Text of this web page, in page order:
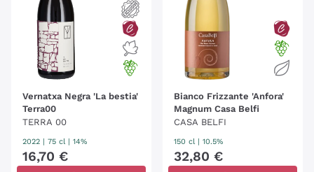
Vernatxa Negra 'La bestia'
Terra00
TERRA 00
2022 | 75 cl | 14%
16,70 €
Bianco Frizzante 'Anfora'
Magnum Casa Belfi
CASA BELFI
150 cl | 10.5%
32,80 €